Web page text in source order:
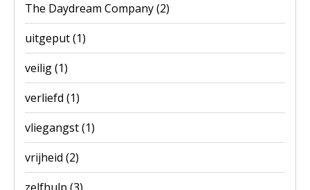
The Daydream Company(2)
uitgeput(1)
veilig(1)
verliefd (1)
vliegangst(1)
vrijheid (2)